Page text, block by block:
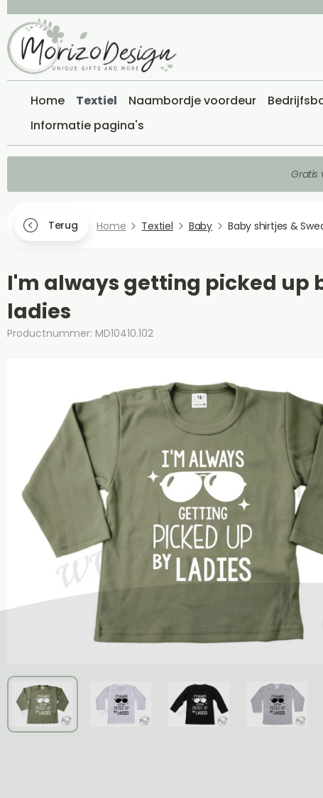
Home Textiel Naambordje voordeur
Informatie pagina's
Gratis
Terug Home Textiel Baby Baby shirtjes &
I'm always getting picked up
ladies
Productnummer: MD10410.102